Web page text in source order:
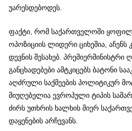
უარესდებოდეს.
ფაქტი, რომ საქართველოში
ოპოზიციის ლიდერი ციხეშია, აჩენს
დევნის შესახებ. პრემიერმინისტრი
განცხადებები ამტკიცებს ბატონი
აღძრული საქმეების პოლიტიკურ
მიუღებელია ევროპული ტიპის
ძირს უთხრის ხალხის მიერ
დაყენების არჩევანს.